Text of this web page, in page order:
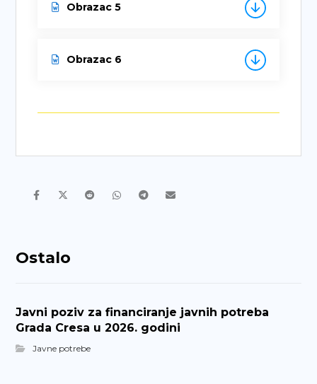
Obrazac 5
Obrazac 6
Ostalo
Javni poziv za financiranje javnih potreba
Grada Cresa u 2026. godini
Javne potrebe